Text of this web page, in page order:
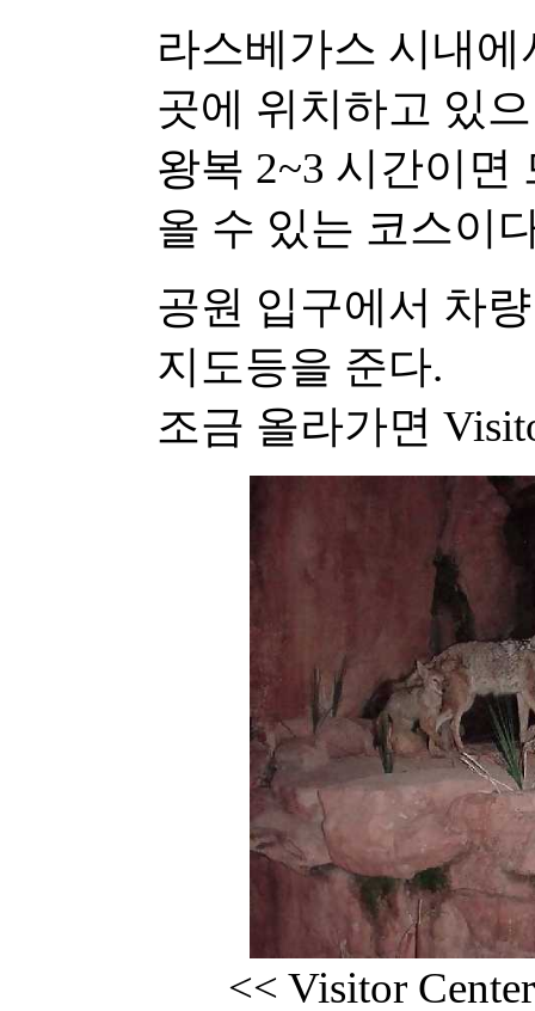
라스베가스 시내
곳에 위치하고 있
왕복 2~3 시간이면
올 수 있는 코스이
공원 입구에서 차
지도등을 준다.
조금 올라가면
<< Visitor